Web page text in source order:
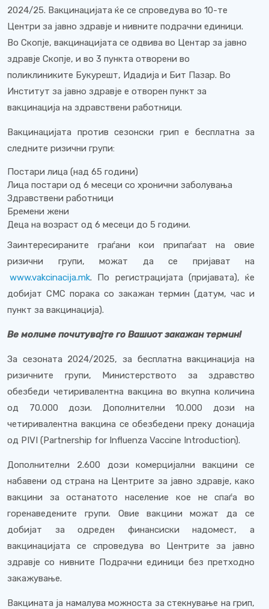
2024/25. Вакцинацијата ќе се спроведува во 10-те
Центри за јавно здравје и нивните подрачни единици.
Во Скопје, вакцинацијата се одвива во Центар за јавно
здравје Скопје, и во 3 пункта отворени во
поликлиниките Букурешт, Идадија и Бит Пазар. Во
Институт за јавно здравје е отворен пункт за
вакцинација на здравствени работници.
Вакцинацијата против сезонски грип е бесплатна за
следните ризични групи:
Постари лица (над 65 години)
Лица постари од 6 месеци со хронични заболувања
Здравствени работници
Бремени жени
Деца на возраст од 6 месеци до 5 години.
Заинтересираните граѓани кои припаѓаат на овие
ризични групи, можат да се пријават на
www.vakcinacija.mk. По регистрацијата (пријавата), ќе
добијат СМС порака со закажан термин (датум, час и
пункт за вакцинација).
Ве молиме почитувајте го Вашиот закажан термин!
За сезоната 2024/2025, за бесплатна вакцинација на
ризичните групи, Министерството за здравство
обезбеди четиривалентна вакцина во вкупна количина
од 70.000 дози. Дополнителни 10.000 дози на
четиривалентна вакцина се обезбедени преку донација
од PIVI (Partnership for Influenza Vaccine Introduction).
Дополнителни 2.600 дози комерцијални вакцини се
набавени од страна на Центрите за јавно здравје, како
вакцини за останатото население кое не спаѓа во
горенаведените групи. Овие вакцини можат да се
добијат за одреден финансиски надомест, а
вакцинацијата се спроведува во Центрите за јавно
здравје со нивните Подрачни единици без претходно
закажување.
Вакцината ја намалува можноста за стекнување на грип,